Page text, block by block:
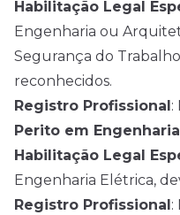
Habilitação Legal
Engenharia ou
Segurança do
reconhecidos.
Registro Profissional :
Perito em
Habilitação Legal
Engenharia Elétrica,
Registro Profissional :